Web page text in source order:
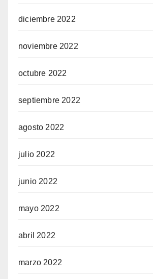
diciembre 2022
noviembre 2022
octubre 2022
septiembre 2022
agosto 2022
julio 2022
junio 2022
mayo 2022
abril 2022
marzo 2022